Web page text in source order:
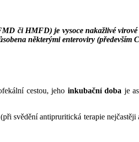
či HMFD) je vysoce nakažlivé
některými enteroviry (především
cestou, jeho inkubační doba je
svědění antipruritická terapie